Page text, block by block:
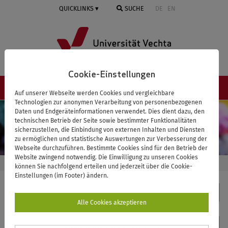
Cookie-Einstellungen
Auf unserer Webseite werden Cookies und vergleichbare
Technologien zur anonymen Verarbeitung von personenbezogenen
Daten und Endgeräteinformationen verwendet. Dies dient dazu, den
technischen Betrieb der Seite sowie bestimmter Funktionalitäten
sicherzustellen, die Einbindung von externen Inhalten und Diensten
zu ermöglichen und statistische Auswertungen zur Verbesserung der
Webseite durchzuführen. Bestimmte Cookies sind für den Betrieb der
Website zwingend notwendig. Die Einwilligung zu unseren Cookies
können Sie nachfolgend erteilen und jederzeit über die Cookie-
Einstellungen (im Footer) ändern.
Alle Cookies akzeptieren
QUICKLINKS SUCHE DE EN
NAVIGATION ≡
STARTSEITE SOZIALE ARBEIT TEAM BRUNS, STEFANIE
Soziale Arbeit
Kontakt